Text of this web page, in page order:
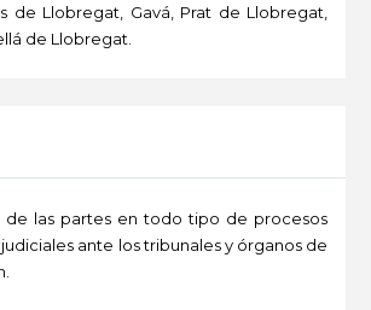
de Llobregat, Gavá, Prat de Llobregat,
de Llobregat.
de las partes en todo tipo de procesos
ante los tribunales y órganos de